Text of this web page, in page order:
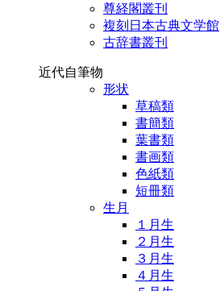
尊経閣叢刊
複刻日本古典文学館
古辞書叢刊
近代自筆物
形状
草稿類
書簡類
葉書類
書画類
色紙類
短冊類
生月
１月生
２月生
３月生
４月生